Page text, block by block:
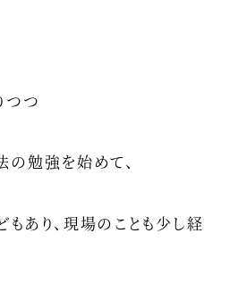
つつ
勉強を始めて、
あり、現場のことも少し経